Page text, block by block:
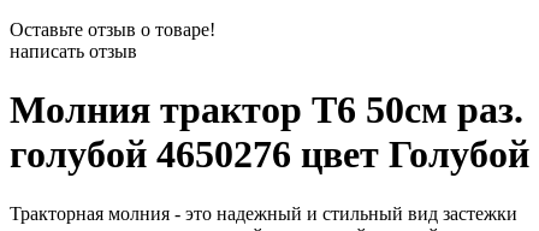
Оставьте отзыв о товаре!
написать отзыв
Молния трактор Т6 50см раз.
голубой 4650276 цвет Голубой
Тракторная молния - это надежный и стильный вид застежки